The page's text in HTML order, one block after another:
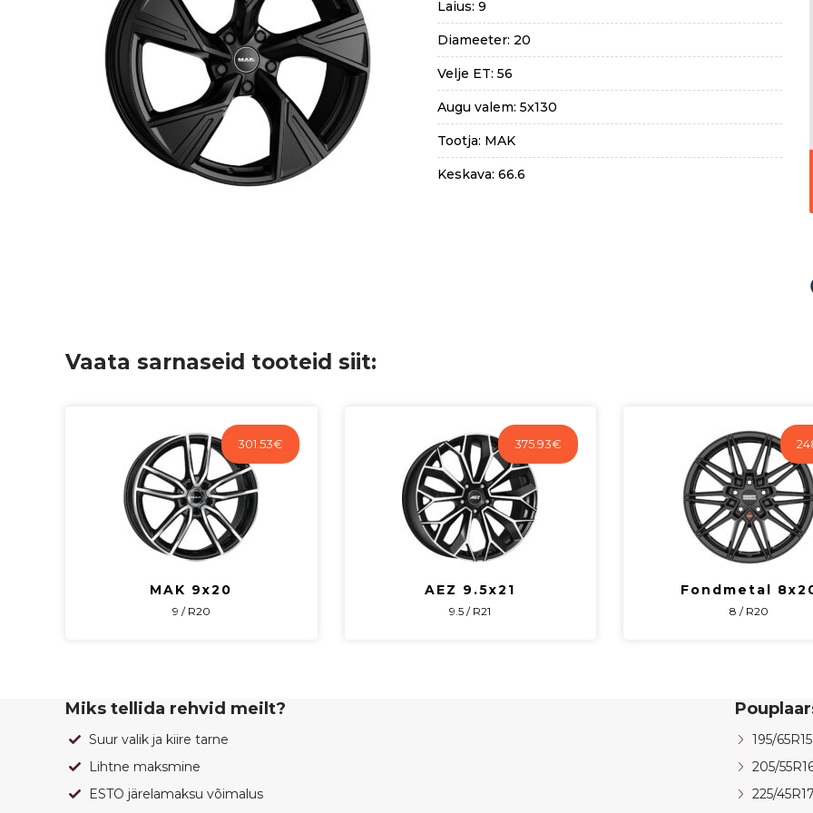
Laius: 9
Diameeter: 20
Velje ET: 56
Augu valem: 5x130
Tootja: MAK
Keskava: 66.6
Vaata sarnaseid tooteid siit:
301.53€
MAK 9x20
9 / R20
375.93€
AEZ 9.5x21
9.5 / R21
Fondmetal
8 / R20
Miks tellida rehvid meilt?
Suur valik ja kiire tarne
Lihtne maksmine
ESTO järelamaksu võimalus
195/65R15
205/
225/45R17